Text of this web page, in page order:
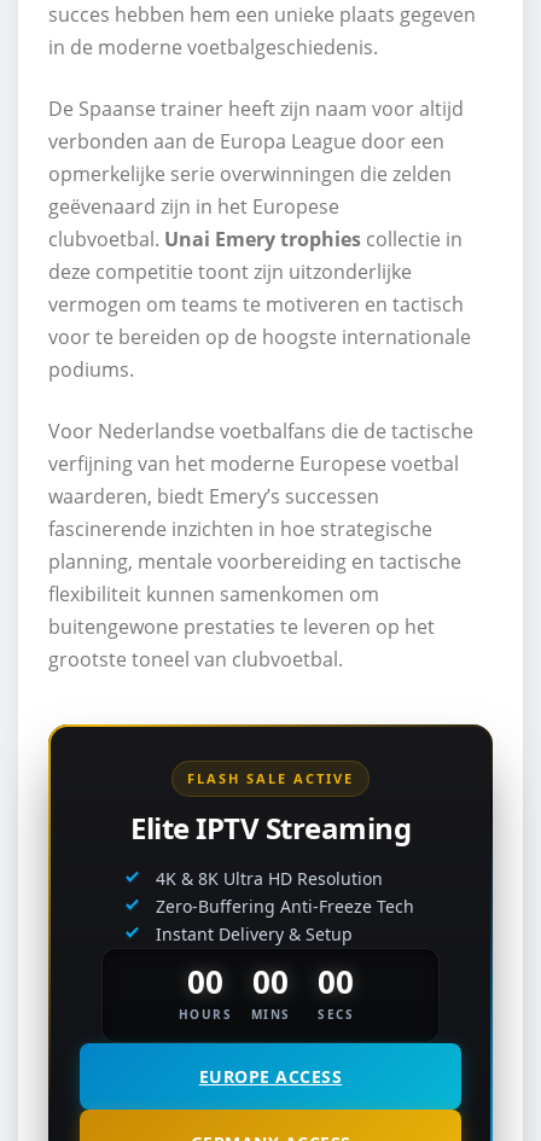
succes hebben hem een unieke plaats gegeven
in de moderne voetbalgeschiedenis.
De Spaanse trainer heeft zijn naam voor altijd
verbonden aan de Europa League door een
opmerkelijke serie overwinningen die zelden
geëvenaard zijn in het Europese
clubvoetbal. Unai Emery trophies collectie in
deze competitie toont zijn uitzonderlijke
vermogen om teams te motiveren en tactisch
voor te bereiden op de hoogste internationale
podiums.
Voor Nederlandse voetbalfans die de tactische
verfijning van het moderne Europese voetbal
waarderen, biedt Emery’s successen
fascinerende inzichten in hoe strategische
planning, mentale voorbereiding en tactische
flexibiliteit kunnen samenkomen om
buitengewone prestaties te leveren op het
grootste toneel van clubvoetbal.
FLASH SALE ACTIVE
Elite IPTV Streaming
4K & 8K Ultra HD Resolution
Zero-Buffering Anti-Freeze Tech
Instant Delivery & Setup
00
HOURS
00
MINS
00
SECS
EUROPE ACCESS